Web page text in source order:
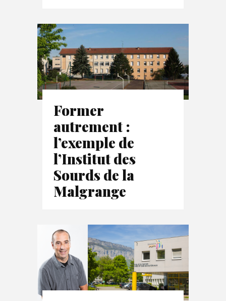
Former
autrement :
l’exemple de
l’Institut des
Sourds de la
Malgrange